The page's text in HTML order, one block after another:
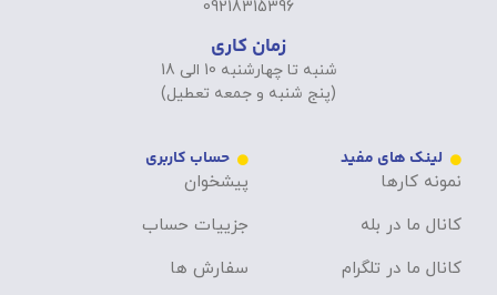
09218315396
زمان کاری
شنبه تا چهارشنبه 10 الی 18
(پنج شنبه و جمعه تعطیل)
لینک های مفید
نمونه کارها
کانال ما در بله
کانال ما در تلگرام
حساب کاربری
پیشخوان
جزییات حساب
سفارش ها